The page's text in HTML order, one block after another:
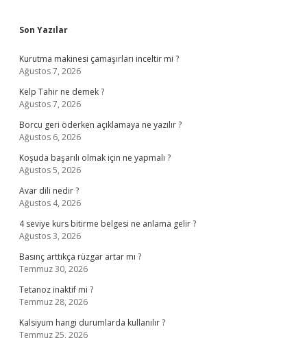
Sidebar
Son Yazılar
Kurutma makinesi çamaşırları inceltir mi ?
Ağustos 7, 2026
Kelp Tahir ne demek ?
Ağustos 7, 2026
Borcu geri öderken açıklamaya ne yazılır ?
Ağustos 6, 2026
Koşuda başarılı olmak için ne yapmalı ?
Ağustos 5, 2026
Avar dili nedir ?
Ağustos 4, 2026
4 seviye kurs bitirme belgesi ne anlama gelir ?
Ağustos 3, 2026
Basınç arttıkça rüzgar artar mı ?
Temmuz 30, 2026
Tetanoz inaktif mi ?
Temmuz 28, 2026
Kalsiyum hangi durumlarda kullanılır ?
Temmuz 25, 2026